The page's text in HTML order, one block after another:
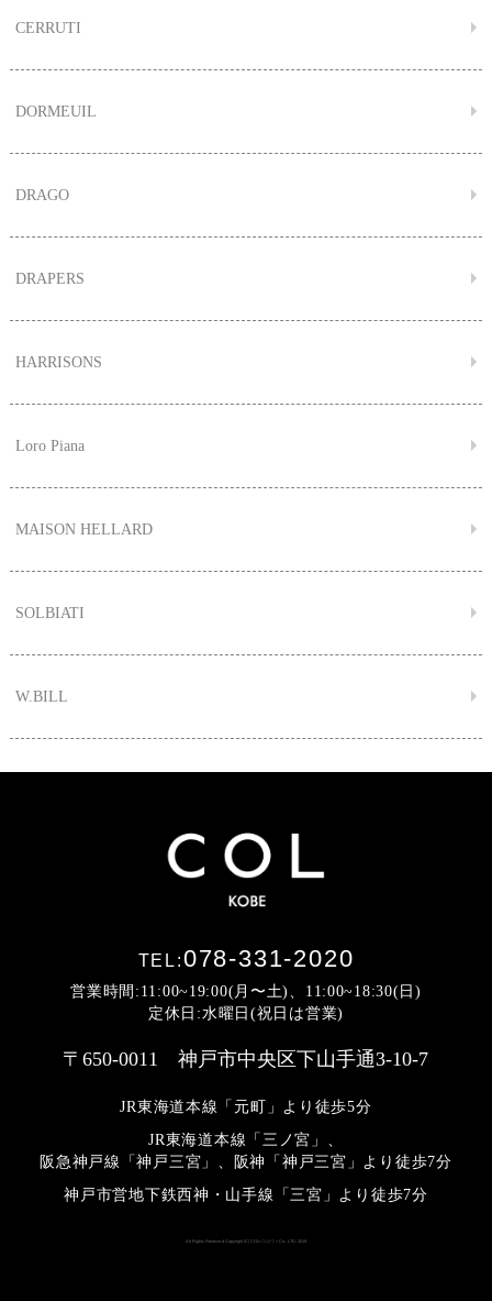
CERRUTI
DORMEUIL
DRAGO
DRAPERS
HARRISONS
Loro Piana
MAISON HELLARD
SOLBIATI
W.BILL
TEL:078-331-2020
営業時間:11:00~19:00(月〜土)、11:00~18:30(日)
定休日:水曜日(祝日は営業)
〒650-0011 神戸市中央区下山手通3-10-7
JR東海道本線「元町」より徒歩5分
JR東海道本線「三ノ宮」、
阪急神戸線「神戸三宮」、阪神「神戸三宮」より 徒歩7分
神戸市営地下鉄西神・山手線「三宮」より徒歩7分
All Rights Reserved Copyright (C) COL<コルウ> Co., LTD. 2019